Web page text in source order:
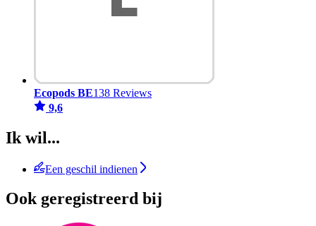
Ecopods BE138 Reviews
9,6
Ik wil...
Een geschil indienen
Ook geregistreerd bij